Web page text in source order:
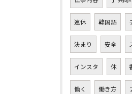
連休 韓国語
決まり 安全
インスタ 休
働く 働き方